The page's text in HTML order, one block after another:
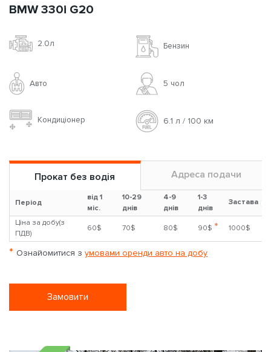
BMW 330i G20
2.0л Бензин
Авто 5 чoл
Кондиціонер 6.1 л / 100 км
Прокат без водія Адреса подачи
Період
від 1
міс.
10-29
днів
4-9
днів
1-3
днів
Застава
Ціна за добу(з
ПДВ)
60$ 70$ 80$ 90$ * 1000$
* Ознайомитися з умовами оренди авто на добу
Замовити